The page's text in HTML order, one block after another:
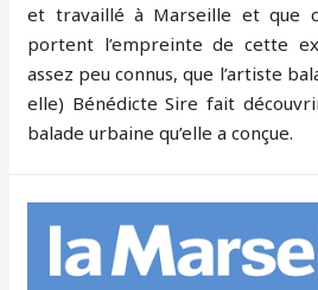
et travaillé à Marseille et que
portent l’empreinte de cette
assez peu connus, que l’artiste
elle) Bénédicte Sire fait
balade urbaine qu’elle a conçue.